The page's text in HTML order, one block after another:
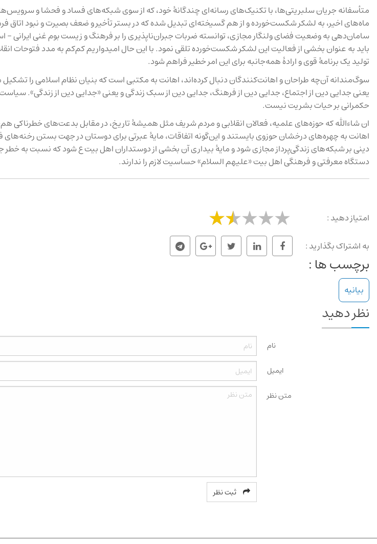
متأسفانه جریان سلبریتی‌ها، با تکنیک‌های رسانه‌ای چندگانهٔ خود، که از سوی شبکه‌های فساد و فحشا و
ماه‌های اخیر، به لشکر شکست‌‌خورده و از هم گسیخته‌ای تبدیل شده که در بستر تأخیر و ضعف بصیرت و نبود اتاق
سامان‌دهی به وضعیت فضای ولنگار مجازی، توانسته ضربات جبران‌‌ناپذیری را بر فرهنگ و زیست بوم غنی ایرانی –
باید به عنوان بخشی از فعالیت این لشکر شکست‌خورده تلقی نمود. با این حال امیدواریم کم‌کم به مدد فتوحات
تولید یک برنامهٔ قوی و ارادهٔ همه‌جانبه برای این امر خطیر فراهم شود.
سوگ‌مندانه آن‌چه طراحان و اهانت‌کنندگان دنبال کرده‌‌اند، اهانت به مکتبی است که بنیان نظام اسلامی را
یعنی جدایی دین از اجتماع، جدایی دین از فرهنگ، جدایی دین از سبک زندگی و یعنی «جدایی دین از زندگی».
حکمرانی بر حیات بشریت نیست.
ان شاءالله که حوزه‌های علمیه، فعالان انقلابی و مردم شریف مثل همیشهٔ تاریخ، در مقابل بدعت‌های
اهانت به چهره‌های درخشان حوزوی بایستند و این‌‌گونه اتفاقات، مایهٔ عبرتی برای دوستان در جهت بستن
دینی بر شبکه‌های زندگی‌پرداز مجازی شود و مایهٔ بیداری آن بخشی از دوستداران اهل بیت ع شود که نسبت به خطر
دستگاه معرفتی و فرهنگی اهل بیت «علیهم السلام» حساسیت لازم را ندارند.
امتیاز دهید :
به اشتراک بگذارید :
برچسب ها :
بیانیه
نظر دهید
نام
ایمیل
متن نظر